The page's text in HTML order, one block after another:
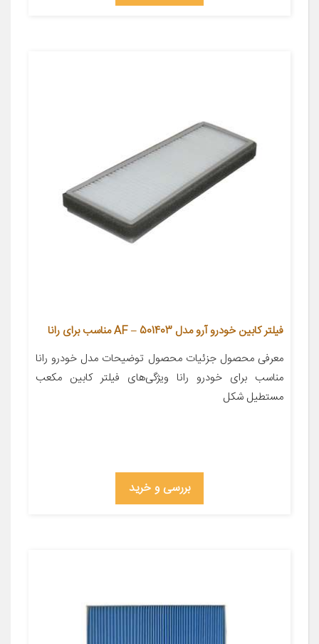
فیلتر کابین خودرو آرو مدل AF – 501403 مناسب برای رانا
معرفی محصول جزئیات محصول توضیحات مدل خودرو رانا
مناسب برای خودرو رانا ویژگی‌های فیلتر کابین مکعب
مستطیل شکل
بررسی و خرید